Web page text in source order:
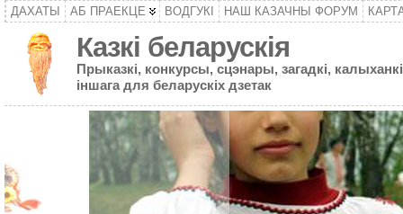
ДАХАТЫ АБ ПРАЕКЦЕ ВОДГУКІ НАШ КАЗАЧНЫ ФОРУМ
Казкі беларускія
Прыказкі, конкурсы, сцэнары, загадкі,
іншага для беларускіх дзетак